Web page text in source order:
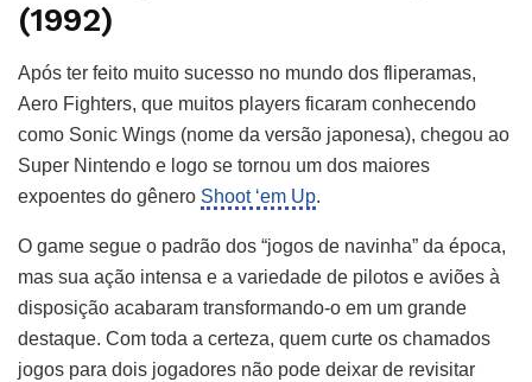
(1992)
Após ter feito muito sucesso no mundo dos fliperamas,
Aero Fighters, que muitos players ficaram conhecendo
como Sonic Wings (nome da versão japonesa), chegou ao
Super Nintendo e logo se tornou um dos maiores
expoentes do gênero Shoot ‘em Up.
O game segue o padrão dos “jogos de navinha” da época,
mas sua ação intensa e a variedade de pilotos e aviões à
disposição acabaram transformando-o em um grande
destaque. Com toda a certeza, quem curte os chamados
jogos para dois jogadores não pode deixar de revisitar